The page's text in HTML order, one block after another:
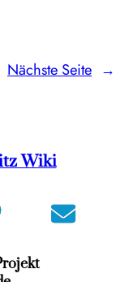
Nächste Seite →
Wiki